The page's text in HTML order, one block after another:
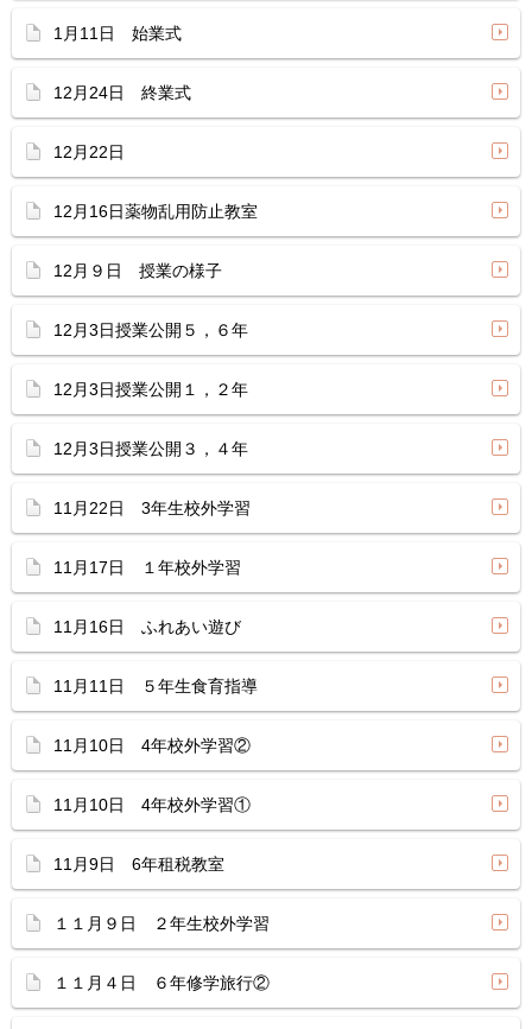
1月11日 始業式
12月24日 終業式
12月22日
12月16日薬物乱用防止教室
12月９日 授業の様子
12月3日授業公開５，６年
12月3日授業公開１，２年
12月3日授業公開３，４年
11月22日 3年生校外学習
11月17日 １年校外学習
11月16日 ふれあい遊び
11月11日 ５年生食育指導
11月10日 4年校外学習②
11月10日 4年校外学習①
11月9日 6年租税教室
１１月９日 ２年生校外学習
１１月４日 ６年修学旅行②